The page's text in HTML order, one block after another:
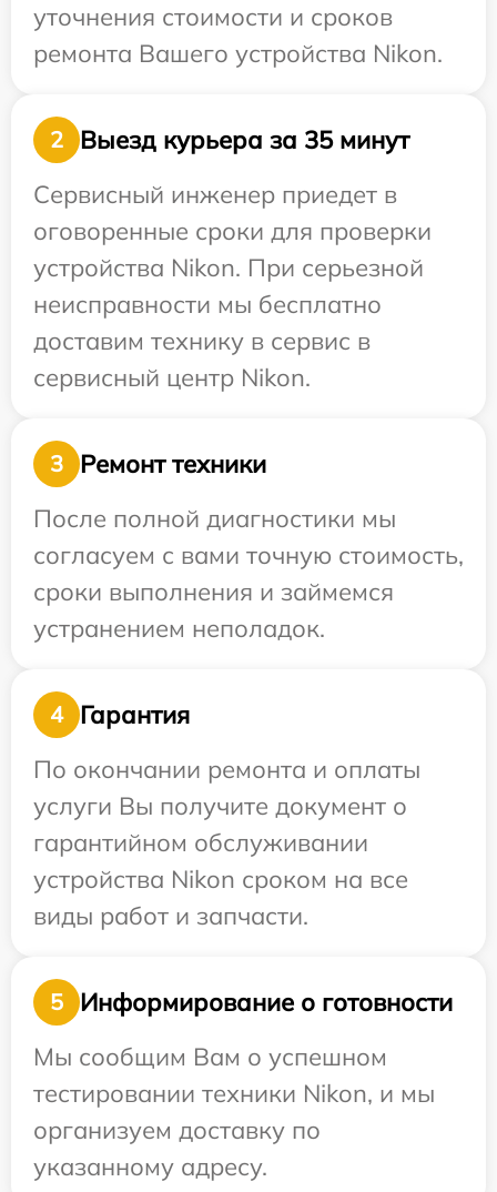
уточнения стоимости и сроков
ремонта Вашего устройства Nikon.
2
Выезд курьера за 35 минут
Сервисный инженер приедет в
оговоренные сроки для проверки
устройства Nikon. При серьезной
неисправности мы бесплатно
доставим технику в сервис в
сервисный центр Nikon.
3
Ремонт техники
После полной диагностики мы
согласуем с вами точную стоимость,
сроки выполнения и займемся
устранением неполадок.
4
Гарантия
По окончании ремонта и оплаты
услуги Вы получите документ о
гарантийном обслуживании
устройства Nikon сроком на все
виды работ и запчасти.
5
Информирование о готовности
Мы сообщим Вам о успешном
тестировании техники Nikon, и мы
организуем доставку по
указанному адресу.